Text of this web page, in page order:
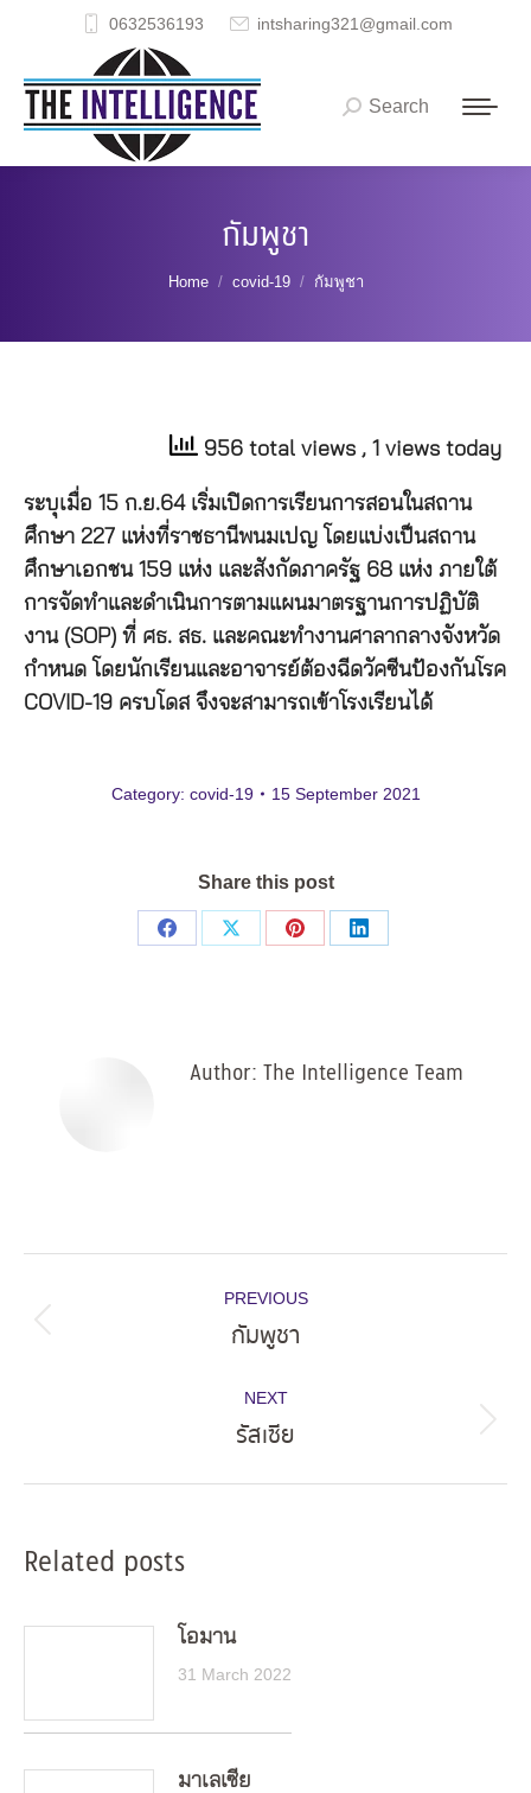
0632536193 intsharing321@gmail.com
Search:
Search
กัมพูชา
You are here:
Home covid-19 กัมพูชา
956 total views , 1 views today
ระบุเมื่อ 15 ก.ย.64 เริ่มเปิดการเรียนการสอนในสถาน
ศึกษา 227 แห่งที่ราชธานีพนมเปญ โดยแบ่งเป็นสถาน
ศึกษาเอกชน 159 แห่ง และสังกัดภาครัฐ 68 แห่ง ภายใต้
การจัดทำและดำเนินการตามแผนมาตรฐานการปฏิบัติ
งาน (SOP) ที่ ศธ. สธ. และคณะทำงานศาลากลางจังหวัด
กำหนด โดยนักเรียนและอาจารย์ต้องฉีดวัคซีนป้องกันโรค
COVID-19 ครบโดส จึงจะสามารถเข้าโรงเรียนได้
Category: covid-19 15 September 2021
Share this post
Share
Share
Share
Share
Author: The Intelligence Team
navigation
PREVIOUS
Previous
กัมพูชา
NEXT
Next
รัสเซีย
Related posts
โอมาน
31 March 2022
มาเลเซีย